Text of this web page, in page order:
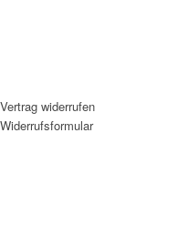
Vertrag widerrufen
Widerrufsformular